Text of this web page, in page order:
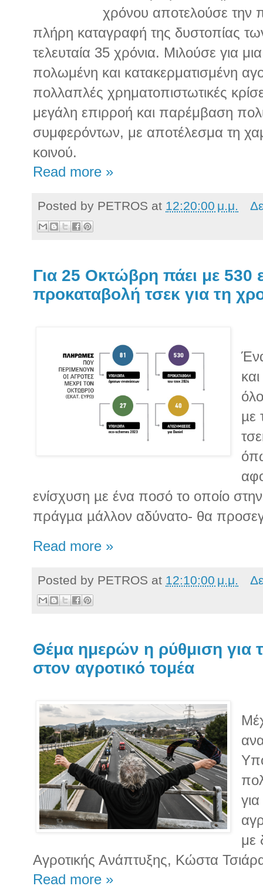
χρόνου αποτελούσε την
πλήρη καταγραφή της δυστοπίας
τελευταία 35 χρόνια. Μιλούσε για
πολωμένη και κατακερματισμένη
πολλαπλές χρηματοπιστωτικές
μεγάλη επιρροή και παρέμβαση
συμφερόντων, με αποτέλεσμα τη
κοινού.
Read more »
Posted by PETROS at 12:20:00 μ.μ.
Για 25 Οκτώβρη πάει με 530
προκαταβολή τσεκ για τη
µε
ενίσχυση µε ένα ποσό το οποίο
πράγµα µάλλον αδύνατο- θα
Read more »
Posted by PETROS at 12:10:00 μ.μ.
Θέμα ημερών η ρύθμιση για
στον αγροτικό τομέα
με
Αγροτικής Ανάπτυξης, Κώστα
Read more »